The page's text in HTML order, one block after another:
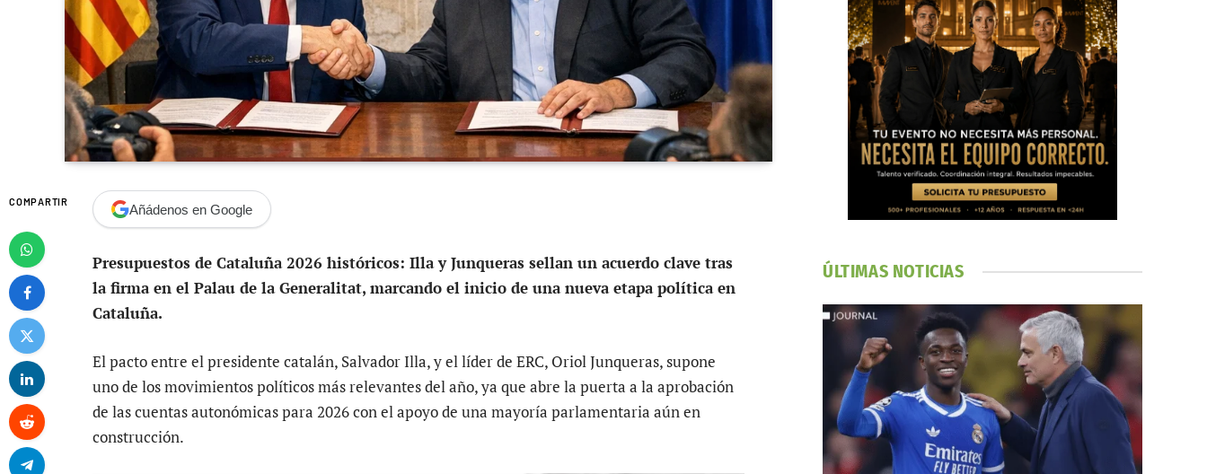
COMPARTIR Añádenos en Google
Presupuestos de Cataluña 2026 históricos: Illa y Junqueras sellan un acuerdo clave tras
la firma en el Palau de la Generalitat, marcando el inicio de una nueva etapa política en
Cataluña.
El pacto entre el presidente catalán, Salvador Illa, y el líder de ERC, Oriol Junqueras, supone
uno de los movimientos políticos más relevantes del año, ya que abre la puerta a la aprobación
de las cuentas autonómicas para 2026 con el apoyo de una mayoría parlamentaria aún en
construcción.
ÚLTIMAS NOTICIAS